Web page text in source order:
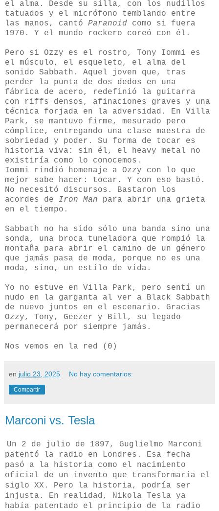
el alma. Desde su silla, con los nudillos
tatuados y el micrófono temblando entre
las manos, cantó Paranoid como si fuera
1970. Y el mundo rockero coreó con él.
Pero si Ozzy es el rostro, Tony Iommi es
el músculo, el esqueleto, el alma del
sonido Sabbath. Aquel joven que, tras
perder la punta de dos dedos en una
fábrica de acero, redefinió la guitarra
con riffs densos, afinaciones graves y una
técnica forjada en la adversidad. En Villa
Park, se mantuvo firme, mesurado pero
cómplice, entregando una clase maestra de
sobriedad y poder. Su forma de tocar es
historia viva: sin él, el heavy metal no
existiría como lo conocemos.
Iommi rindió homenaje a Ozzy con lo que
mejor sabe hacer: tocar. Y con eso bastó.
No necesitó discursos. Bastaron los
acordes de Iron Man para abrir una grieta
en el tiempo.
Sabbath no ha sido sólo una banda sino una
sonda, una broca tuneladora que rompió la
montaña para abrir el camino de un género
que jamás pasa de moda, porque no es una
moda, sino, un estilo de vida.
Yo no estuve en Villa Park, pero sentí un
nudo en la garganta al ver a Black Sabbath
de nuevo juntos en el escenario. Gracias
Ozzy, Tony, Geezer y Bill, su legado
permanecerá por siempre jamás.
Nos vemos en la red (0)
en julio 23, 2025 No hay comentarios:
Compartir
Marconi vs. Tesla
Un 2 de julio de 1897, Guglielmo Marconi
patentó la radio en Londres. Esa fecha
pasó a la historia como el nacimiento
oficial de un invento que transformaría el
siglo XX. Pero la historia, podría ser
injusta. En realidad, Nikola Tesla ya
había patentado el principio de la radio